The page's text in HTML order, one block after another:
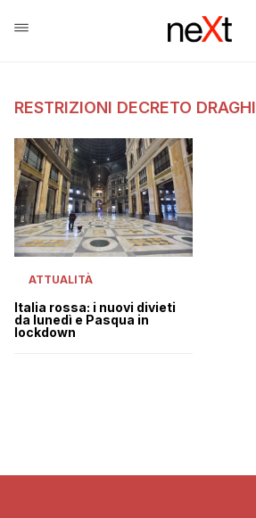
RESTRIZIONI DECRETO DRAGHI
ATTUALITÀ
Italia rossa: i nuovi divieti
da lunedì e Pasqua in
lockdown